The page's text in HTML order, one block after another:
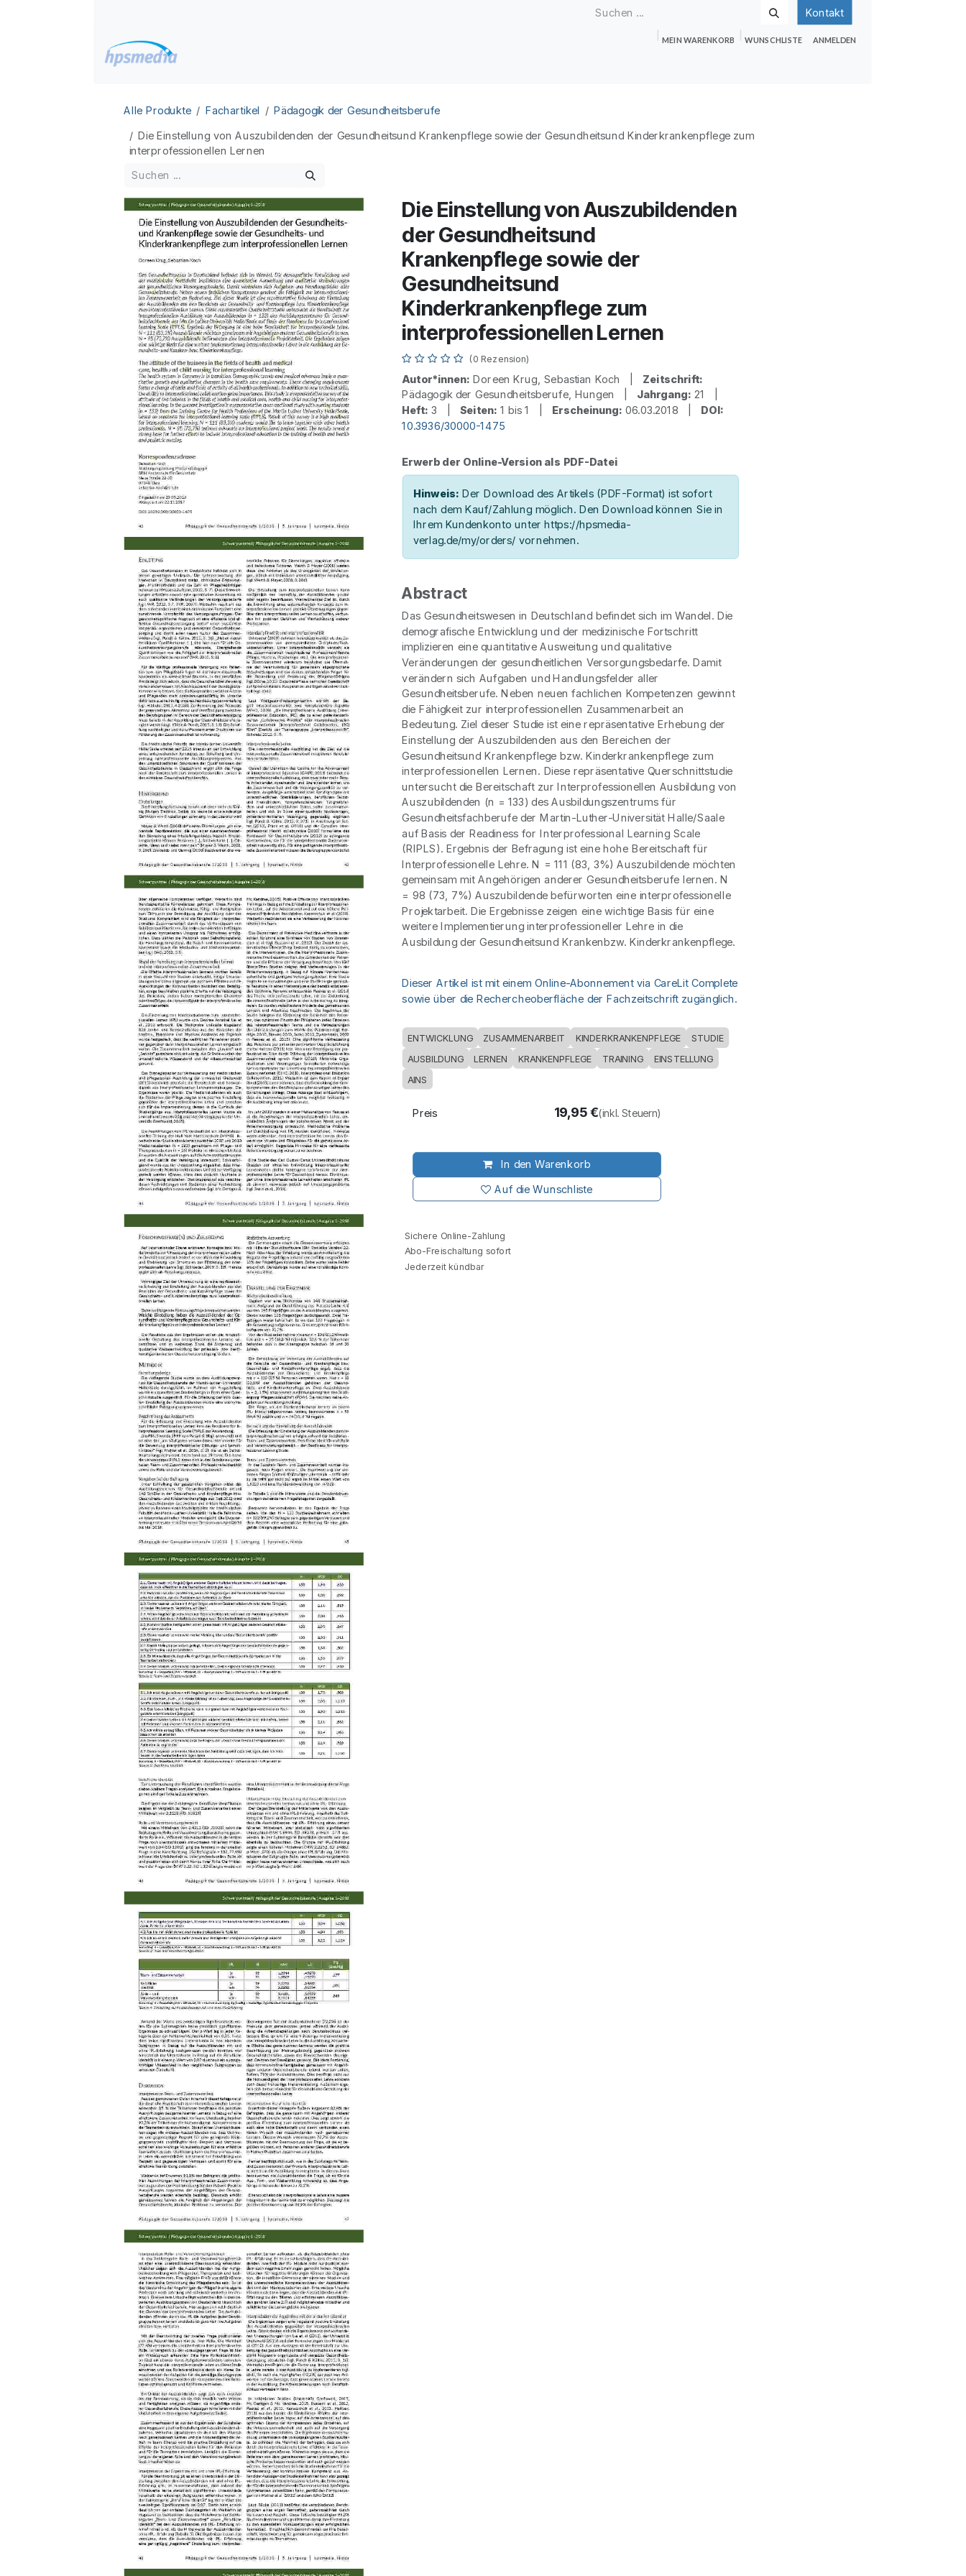
Kontakt
MEIN WARENKORB WUNSCHLISTE ANMELDEN
Alle Produkte Fachartikel
Pädagogik der Gesundheitsberufe
Die Einstellung von Auszubildenden der Gesundheitsund Krankenpflege sowie der Gesundheitsund Kinderkrankenpflege zum
interprofessionellen Lernen
Die Einstellung von Auszubildenden
der Gesundheitsund
Krankenpflege sowie der
Gesundheitsund
Kinderkrankenpflege zum
interprofessionellen Lernen
(0 Rezension)
Autor*innen: Doreen Krug, Sebastian Koch | Zeitschrift:
Pädagogik der Gesundheitsberufe, Hungen | Jahrgang: 21 |
Heft: 3 | Seiten: 1 bis 1 | Erscheinung: 06.03.2018 | DOI:
10.3936/30000-1475
Erwerb der Online-Version als PDF-Datei
Hinweis: Der Download des Artikels (PDF-Format) ist sofort
nach dem Kauf/Zahlung möglich. Den Download können Sie in
Ihrem Kundenkonto unter https://hpsmedia-
verlag.de/my/orders/ vornehmen.
Abstract
Das Gesundheitswesen in Deutschland befindet sich im Wandel. Die
demografische Entwicklung und der medizinische Fortschritt
implizieren eine quantitative Ausweitung und qualitative
Veränderungen der gesundheitlichen Versorgungsbedarfe. Damit
verändern sich Aufgaben und Handlungsfelder aller
Gesundheitsberufe. Neben neuen fachlichen Kompetenzen gewinnt
die Fähigkeit zur interprofessionellen Zusammenarbeit an
Bedeutung. Ziel dieser Studie ist eine repräsentative Erhebung der
Einstellung der Auszubildenden aus den Bereichen der
Gesundheitsund Krankenpflege bzw. Kinderkrankenpflege zum
interprofessionellen Lernen. Diese repräsentative Querschnittstudie
untersucht die Bereitschaft zur Interprofessionellen Ausbildung von
Auszubildenden (n = 133) des Ausbildungszentrums für
Gesundheitsfachberufe der Martin-Luther-Universität Halle/Saale
auf Basis der Readiness for Interprofessional Learning Scale
(RIPLS). Ergebnis der Befragung ist eine hohe Bereitschaft für
Interprofessionelle Lehre. N = 111 (83, 3%) Auszubildende möchten
gemeinsam mit Angehörigen anderer Gesundheitsberufe lernen. N
= 98 (73, 7%) Auszubildende befürworten eine interprofessionelle
Projektarbeit. Die Ergebnisse zeigen eine wichtige Basis für eine
weitere Implementierung interprofessioneller Lehre in die
Ausbildung der Gesundheitsund Krankenbzw. Kinderkrankenpflege.
Dieser Artikel ist mit einem Online-Abonnement via CareLit Complete
sowie über die Rechercheoberfläche der Fachzeitschrift zugänglich.
ENTWICKLUNG ZUSAMMENARBEIT KINDERKRANKENPFLEGE STUDIE
AUSBILDUNG LERNEN KRANKENPFLEGE TRAINING
EINSTELLUNG
AINS
In den Warenkorb
Auf die Wunschliste
Preis 19,95€(inkl. Steuern)
Sichere Online-Zahlung
Abo-Freischaltung sofort
Jederzeit kündbar